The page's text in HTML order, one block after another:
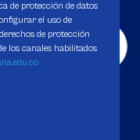
de protección de datos
el uso de
de protección
los canales habilitados